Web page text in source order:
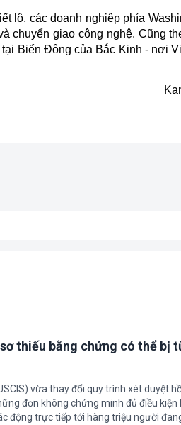
lộ, các doanh nghiệp phía
chuyển giao công nghệ. Cũng
Biển Đông của Bắc Kinh - nơi
thiếu bằng chứng có thể bị
vừa thay đổi quy trình xét duyệt
đơn không chứng minh đủ điều kiện
động trực tiếp tới hàng triệu người